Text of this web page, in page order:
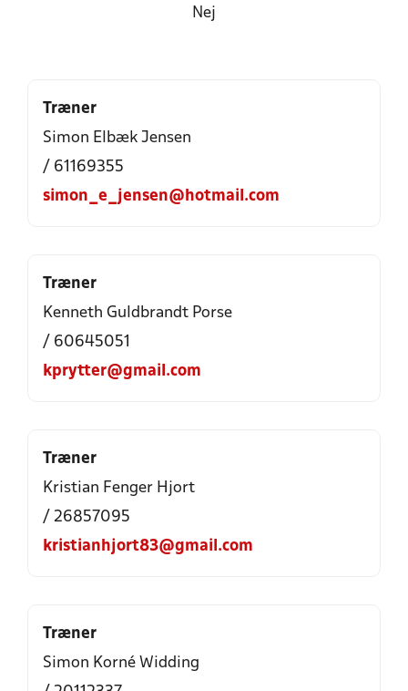
Nej
Træner
Simon Elbæk Jensen
/ 61169355
simon_e_jensen@hotmail.com
Træner
Kenneth Guldbrandt Porse
/ 60645051
kprytter@gmail.com
Træner
Kristian Fenger Hjort
/ 26857095
kristianhjort83@gmail.com
Træner
Simon Korné Widding